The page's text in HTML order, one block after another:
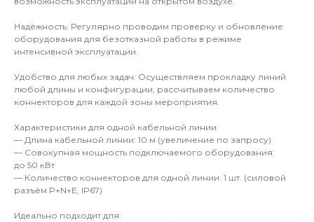
Надёжность: Регулярно проводим проверку и обновление
оборудования для безотказной работы в режиме
интенсивной эксплуатации.
Удобство для любых задач: Осуществляем прокладку линий
любой длины и конфигурации, рассчитываем количество
коннекторов для каждой зоны мероприятия.
Характеристики для одной кабельной линии:
— Длина кабельной линии: 10 м (увеличение по запросу)
— Совокупная мощность подключаемого оборудования:
до 50 кВт
— Количество коннекторов для одной линии: 1 шт. (силовой
разъём P+N+E, IP67)
Идеально подходит для: